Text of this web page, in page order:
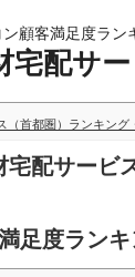
ン顧客満足度ラン
宅配サー
（首都圏）ランキング
宅配サー
足度ラン